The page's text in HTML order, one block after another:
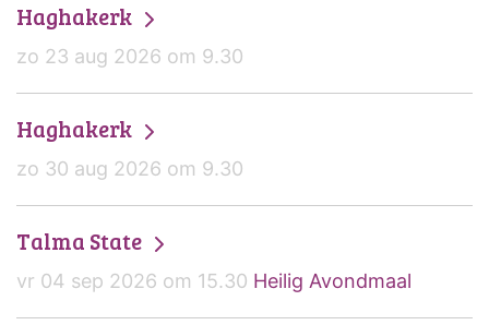
Haghakerk
zo 23 aug 2026 om 9.30
Haghakerk
zo 30 aug 2026 om 9.30
Talma State
vr 04 sep 2026 om 15.30 Heilig Avondmaal